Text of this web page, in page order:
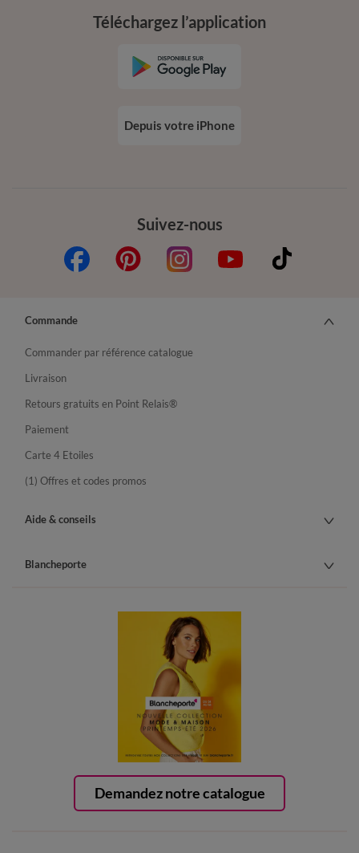
Suivez-nous
Téléchargez l’application
Depuis votre iPhone
Demandez notre catalogue
Commande
Commander par référence catalogue
Livraison
Retours gratuits en Point Relais®
Paiement
Carte 4 Etoiles
(1) Offres et codes promos
Aide & conseils
Blancheporte